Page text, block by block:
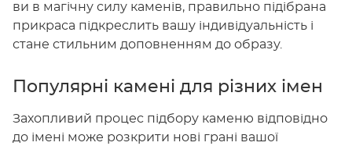
ви в магічну силу каменів, правильно підібрана
прикраса підкреслить вашу індивідуальність і
стане стильним доповненням до образу.
Популярні камені для різних імен
Захопливий процес підбору каменю відповідно
до імені може розкрити нові грані вашої